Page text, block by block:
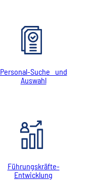
Personal-Suche und
Auswahl
Führungskräfte-
Entwicklung